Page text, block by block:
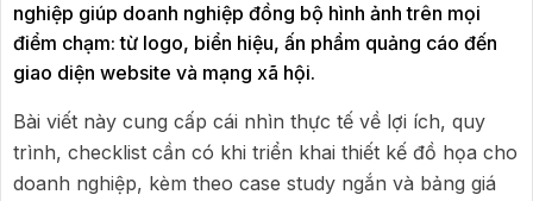
nghiệp giúp doanh nghiệp đồng bộ hình ảnh trên mọi
điểm chạm: từ logo, biển hiệu, ấn phẩm quảng cáo đến
giao diện website và mạng xã hội.
Bài viết này cung cấp cái nhìn thực tế về lợi ích, quy
trình, checklist cần có khi triển khai thiết kế đồ họa cho
doanh nghiệp, kèm theo case study ngắn và bảng giá